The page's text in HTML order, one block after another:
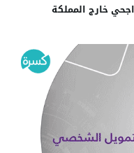
خارج المملكة